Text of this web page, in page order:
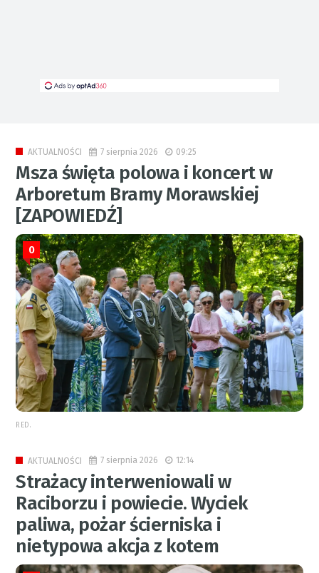
AKTUALNOŚCI 7 sierpnia 2026 09:25
Msza święta polowa i koncert w
Arboretum Bramy Morawskiej
[ZAPOWIEDŹ]
0
RED.
AKTUALNOŚCI 7 sierpnia 2026 12:14
Strażacy interweniowali w
Raciborzu i powiecie. Wyciek
paliwa, pożar ścierniska i
nietypowa akcja z kotem